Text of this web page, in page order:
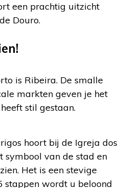
een prachtig uitzicht
Douro.
is Ribeira. De smalle
markten geven je het
stil gestaan.
hoort bij de Igreja dos
symbool van de stad en
Het is een stevige
stappen wordt u beloond